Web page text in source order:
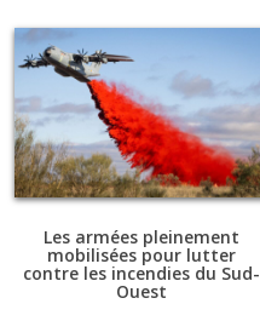
Les armées pleinement
mobilisées pour lutter
contre les incendies du Sud-
Ouest